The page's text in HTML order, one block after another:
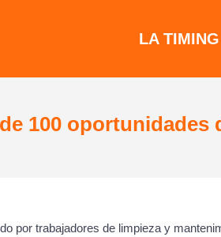
LA TIMING
100 oportunidades
por trabajadores de limpieza y